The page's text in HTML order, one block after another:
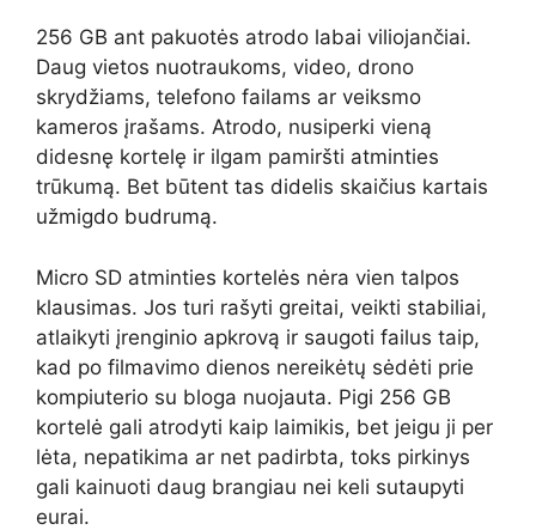
256 GB ant pakuotės atrodo labai viliojančiai.
Daug vietos nuotraukoms, video, drono
skrydžiams, telefono failams ar veiksmo
kameros įrašams. Atrodo, nusiperki vieną
didesnę kortelę ir ilgam pamiršti atminties
trūkumą. Bet būtent tas didelis skaičius kartais
užmigdo budrumą.
Micro SD atminties kortelės nėra vien talpos
klausimas. Jos turi rašyti greitai, veikti stabiliai,
atlaikyti įrenginio apkrovą ir saugoti failus taip,
kad po filmavimo dienos nereikėtų sėdėti prie
kompiuterio su bloga nuojauta. Pigi 256 GB
kortelė gali atrodyti kaip laimikis, bet jeigu ji per
lėta, nepatikima ar net padirbta, toks pirkinys
gali kainuoti daug brangiau nei keli sutaupyti
eurai.